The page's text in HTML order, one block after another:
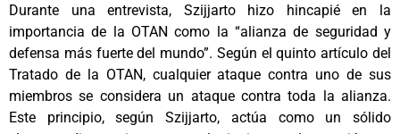
Durante una entrevista, Szijjarto hizo hincapié en la
importancia de la OTAN como la “alianza de seguridad y
defensa más fuerte del mundo”. Según el quinto artículo del
Tratado de la OTAN, cualquier ataque contra uno de sus
miembros se considera un ataque contra toda la alianza.
Este principio, según Szijjarto, actúa como un sólido